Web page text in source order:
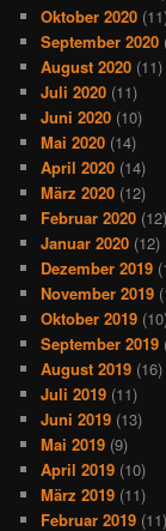
Oktober 2020
September 2020
August 2020 (11)
Juli 2020 (11)
Juni 2020 (10)
Mai 2020 (14)
April 2020 (14)
März 2020 (12)
Februar 2020 (12)
Januar 2020 (12)
Dezember 2019
November 2019
Oktober 2019
September 2019
August 2019 (16)
Juli 2019 (11)
Juni 2019 (13)
Mai 2019 (9)
April 2019 (10)
März 2019 (11)
Februar 2019 (11)